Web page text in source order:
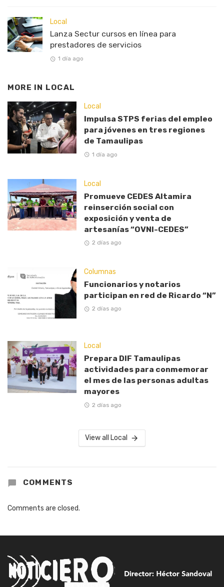
Local
Lanza Sectur cursos en línea para
prestadores de servicios
1 día ago
MORE IN LOCAL
Local
Impulsa STPS ferias del empleo
para jóvenes en tres regiones
de Tamaulipas
1 día ago
Local
Promueve CEDES Altamira
reinserción social con
exposición y venta de
artesanías “OVNI-CEDES”
2 días ago
Columnas
Funcionarios y notarios
participan en red de Ricardo “N”
2 días ago
Local
Prepara DIF Tamaulipas
actividades para conmemorar
el mes de las personas adultas
mayores
2 días ago
View all Local
COMMENTS
Comments are closed.